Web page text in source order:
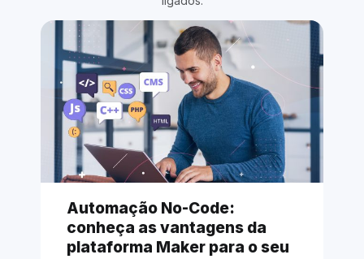
Automação No-Code:
conheça as vantagens da
plataforma Maker para o seu